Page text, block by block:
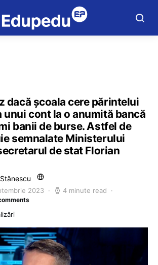
dacă școala cere părintelui
unui cont la o anumită bancă
banii de burse. Astfel de
semnalate Ministerului
de stat Florian
2023 4 minute read